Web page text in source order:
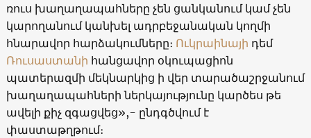
ռուս խաղաղապահները չեն ցանկանում կամ չեն
կարողանում կանխել ադրբեջանական կողմի
հնարավոր հարձակումները։ Ուկրաինայի դեմ
Ռուսաստանի հանցավոր օկուպացիոն
պատերազմի մեկնարկից ի վեր տարածաշրջանում
խաղաղապահների ներկայությունը կարծես թե
ավելի քիչ զգացվեց»,- ընդգծվում է
փաստաթղթում։